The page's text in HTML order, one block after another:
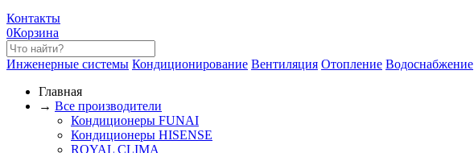
Контакты
0Корзина
Инженерные системы Кондиционирование Вентиляция Отопление Водоснабжение
Главная
→ Все производители
Кондиционеры FUNAI
Кондиционеры HISENSE
ROYAL CLIMA